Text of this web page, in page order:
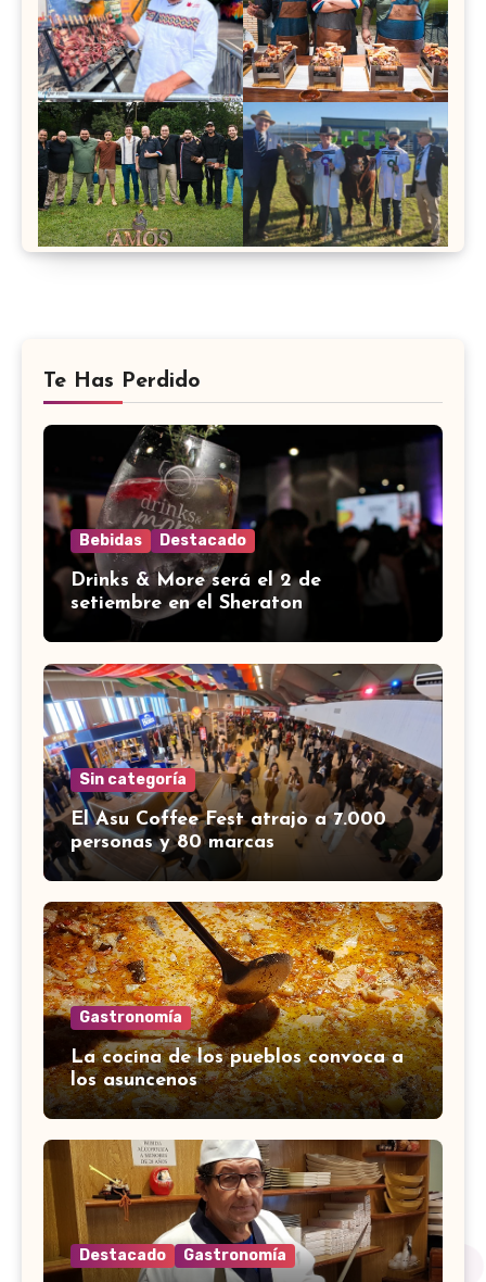
Te Has Perdido
Bebidas Destacado
Drinks & More será el 2 de
setiembre en el Sheraton
Sin categoría
El Asu Coffee Fest atrajo a 7.000
personas y 80 marcas
Gastronomía
La cocina de los pueblos convoca a
los asuncenos
Destacado Gastronomía